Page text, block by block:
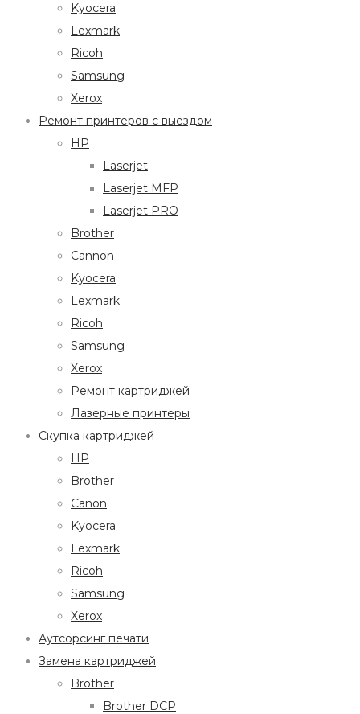
Kyocera
Lexmark
Ricoh
Samsung
Xerox
Ремонт принтеров с выездом
HP
Laserjet
Laserjet MFP
Laserjet PRO
Brother
Cannon
Kyocera
Lexmark
Ricoh
Samsung
Xerox
Ремонт картриджей
Лазерные принтеры
Скупка картриджей
HP
Brother
Canon
Kyocera
Lexmark
Ricoh
Samsung
Xerox
Аутсорсинг печати
Замена картриджей
Brother
Brother DCP